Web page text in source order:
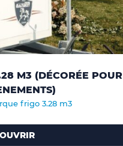
M3 (DÉCORÉE POUR
frigo 3.28 m3